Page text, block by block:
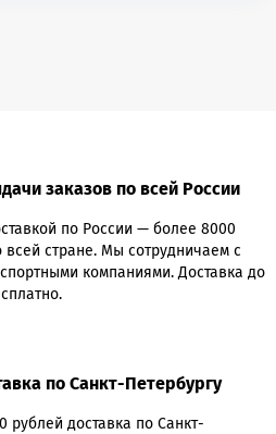
заказов по всей России
по России — более 8000
всей стране. Мы сотрудничаем с
компаниями. Доставка до
по Санкт-Петербургу
рублей доставка по Санкт-